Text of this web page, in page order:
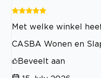
Met welke winkel
CASBA Wonen en
Beveelt aan